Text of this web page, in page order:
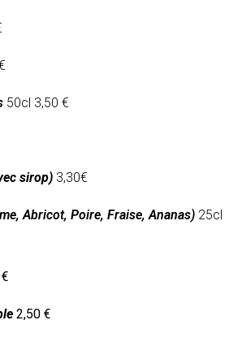
50cl 3,50 €
sirop) 3,30€
Abricot, Poire, Fraise, Ananas) 25cl
2,50 €